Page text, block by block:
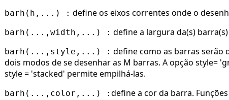
barh(h,...) : define os eixos correntes onde o
barh(...,width,...) : define a largura da(s)
barh(...,style,...) : define como as barras serão
dois modos de se desenhar as M barras. A opção style=
style = 'stacked' permite empilhá-las.
barh(...,color,...) : define a cor da barra.